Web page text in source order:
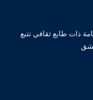
ذات طابع ثقافي تتبع